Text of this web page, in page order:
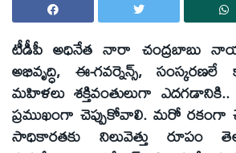
టీడీపీ అధినేత నారా చంద్రబాబు
అభివృద్ధి, ఈ-గవర్నెన్స్,
మహిళలు శక్తివంతులుగా
ప్రముఖంగా చెప్పుకోవాలి. మరో
సాధికారతకు నిలువెత్తు రూపం